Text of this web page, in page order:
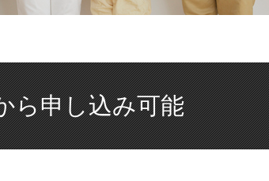
ら申し込み可能